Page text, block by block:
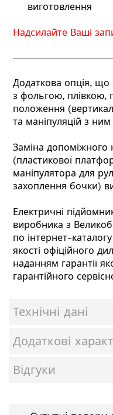
виготовлення
Надсилайте Ваші
Додаткова опція,
з фольгою, плівкою,
положення
та маніпуляцій з
Заміна допоміжного
(пластикової
маніпулятора для
захоплення бочки)
Електричні
виробника з
по інтернет-
якості офіційного
наданням гарантії
гарантійного
Технічні дані
Додаткові
Відгуки